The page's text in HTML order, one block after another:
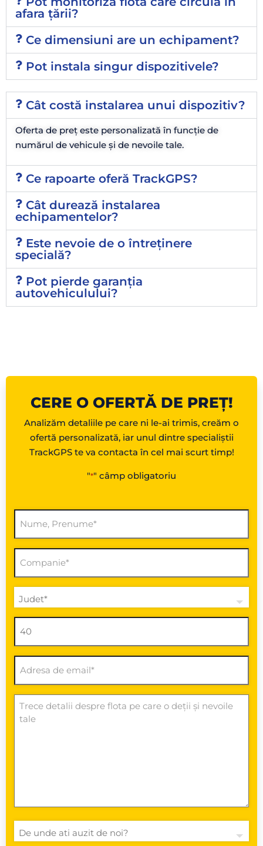
afara țării?
Ce dimensiuni are un echipament?
Pot instala singur dispozitivele?
Cât costă instalarea unui dispozitiv?
Oferta de preț este personalizată în funcție de
numărul de vehicule și de nevoile tale.
Ce rapoarte oferă TrackGPS?
Cât durează instalarea
echipamentelor?
Este nevoie de o întreținere
specială?
Pot pierde garanția
autovehiculului?
CERE O OFERTĂ DE PREȚ!
Analizăm detaliile pe care ni le-ai trimis, creăm o
ofertă personalizată, iar unul dintre specialiștii
TrackGPS te va contacta în cel mai scurt timp!
"*" câmp obligatoriu